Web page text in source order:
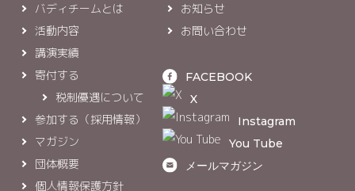
バディチームとは
活動内容
講演実績
寄付する
税制優遇について
参加する（採用情報）
マガジン
団体概要
個人情報保護方針
お知らせ
お問い合わせ
FACEBOOK
X
Instagram
You Tube
メールマガジン